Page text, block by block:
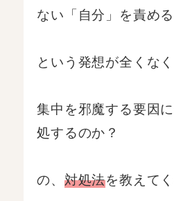
ない「自分」を責める
という発想が全くなく
集中を邪魔する要因
処するのか？
の、 対処法を教えて